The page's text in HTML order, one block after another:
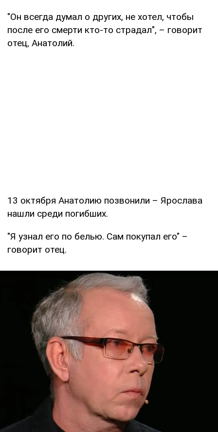
"Он всегда думал о других, не хотел, чтобы
после его смерти кто-то страдал", – говорит
отец, Анатолий.
13 октября Анатолию позвонили – Ярослава
нашли среди погибших.
"Я узнал его по белью. Сам покупал его" –
говорит отец.